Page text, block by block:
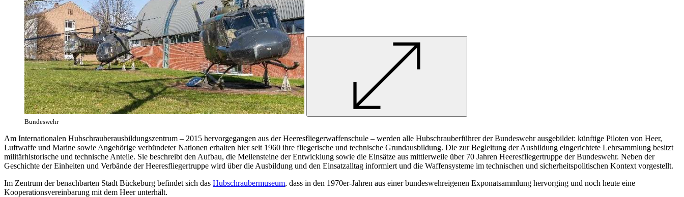
Bundeswehr
Am Internationalen Hubschrauberausbildungszentrum – 2015 hervorgegangen aus der Heeresfliegerwaffenschule – werden alle Hubschrauberführer der Bundeswehr ausgebildet: künftige Piloten von Heer,
Luftwaffe und Marine sowie Angehörige verbündeter Nationen erhalten hier seit 1960 ihre fliegerische und technische Grundausbildung. Die zur Begleitung der Ausbildung eingerichtete Lehrsammlung besitzt
militärhistorische und technische Anteile. Sie beschreibt den Aufbau, die Meilensteine der Entwicklung sowie die Einsätze aus mittlerweile über 70 Jahren Heeresfliegertruppe der Bundeswehr. Neben der
Geschichte der Einheiten und Verbände der Heeresfliegertruppe wird über die Ausbildung und den Einsatzalltag informiert und die Waffensysteme im technischen und sicherheitspolitischen Kontext vorgestellt.
Im Zentrum der benachbarten Stadt Bückeburg befindet sich das Hubschraubermuseum, dass in den 1970er-Jahren aus einer bundeswehreigenen Exponatsammlung hervorging und noch heute eine
Kooperationsvereinbarung mit dem Heer unterhält.